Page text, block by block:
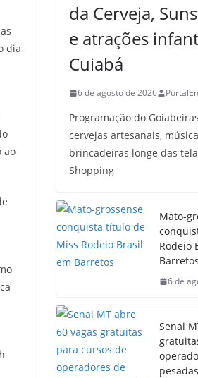
dia
ao
da Cerveja,
e atrações
Cuiabá
6 de agosto de 2026
Programação do
cervejas artesanais,
brincadeiras longe das
Shopping
Mato-
Rodeio
Barretos
6 de
Senai